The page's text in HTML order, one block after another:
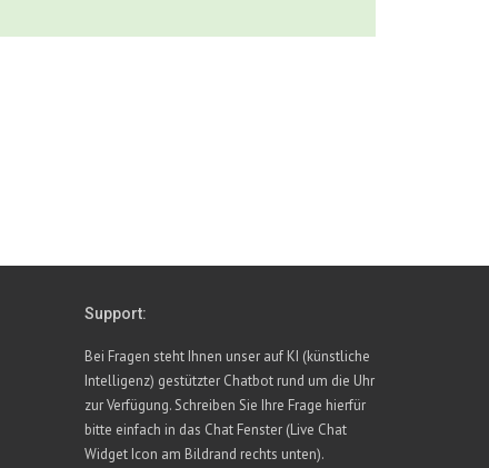
Support:
Bei Fragen steht Ihnen unser auf KI (künstliche
Intelligenz) gestützter Chatbot rund um die Uhr
zur Verfügung. Schreiben Sie Ihre Frage hierfür
bitte einfach in das Chat Fenster (Live Chat
Widget Icon am Bildrand rechts unten).